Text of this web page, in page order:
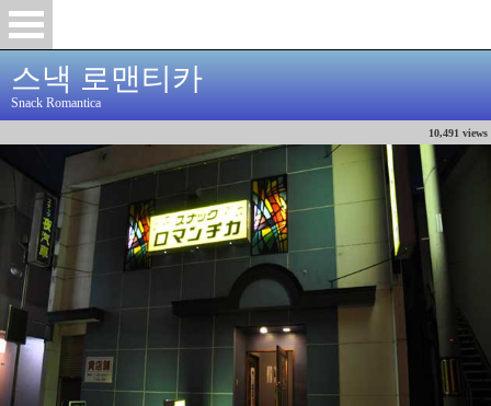
스낵 로맨티카
Snack Romantica
10,491 views